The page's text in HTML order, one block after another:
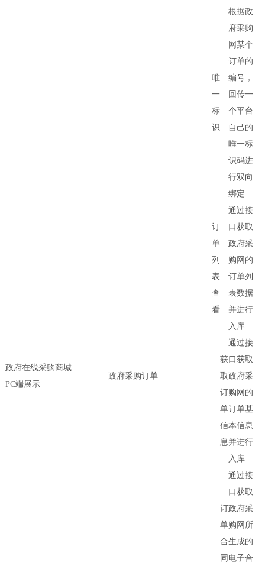
政府在线采购商城
PC端展示
政府采购订单
唯
一
标
识
根据政
府采购
网某个
订单的
编号，
回传一
个平台
自己的
唯一标
识码进
行双向
绑定
订
单
列
表
查
看
通过接
口获取
政府采
购网的
订单列
表数据
并进行
入库
获
取
订
单
信
息
通过接
口获取
政府采
购网的
订单基
本信息
并进行
入库
订
单
合
同
通过接
口获取
政府采
购网所
生成的
电子合